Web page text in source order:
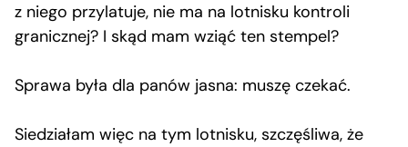
z niego przylatuje, nie ma na lotnisku kontroli
granicznej? I skąd mam wziąć ten stempel?
Sprawa była dla panów jasna: muszę czekać.
Siedziałam więc na tym lotnisku, szczęśliwa, że